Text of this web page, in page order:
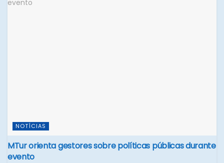
NOTÍCIAS
MTur orienta gestores sobre políticas públicas durante
evento